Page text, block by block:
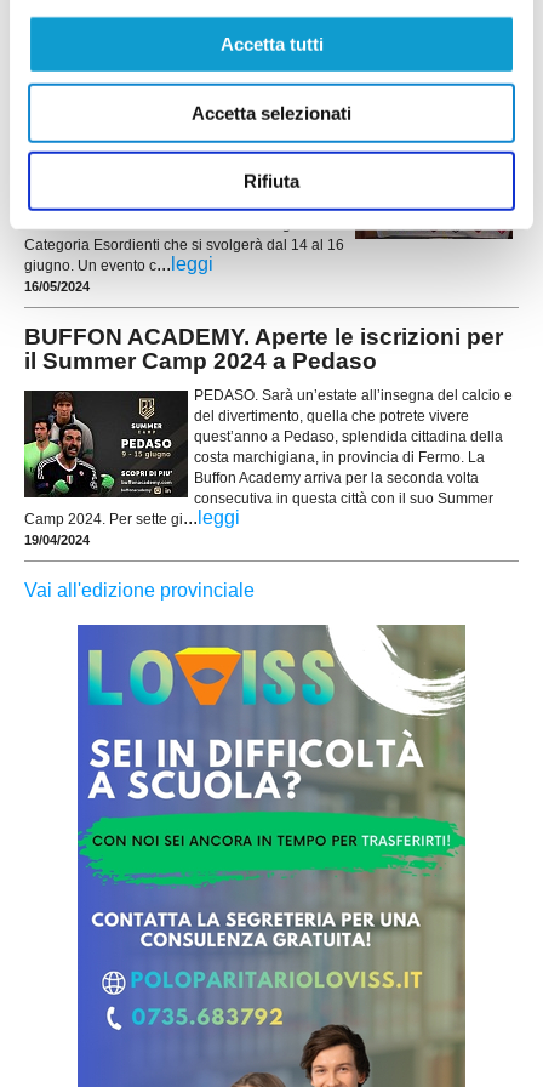
Accetta tutti
Accetta selezionati
Rifiuta
TORNEO DEL FERMANO. La 5^ Edizione dal
14 al 16 giugno con 32 squadre
FERMO. Ha preso ufficialmente il via oggi, con la
Provincia di Fermo, la 5^ Edizione del Torneo del
Fermano e 2^ Memorial Candido Pierleoni,
Categoria Esordienti che si svolgerà dal 14 al 16
giugno. Un evento c... leggi
16/05/2024
BUFFON ACADEMY. Aperte le iscrizioni per
il Summer Camp 2024 a Pedaso
PEDASO. Sarà un’estate all’insegna del calcio e
del divertimento, quella che potrete vivere
quest’anno a Pedaso, splendida cittadina della
costa marchigiana, in provincia di Fermo. La
Buffon Academy arriva per la seconda volta
consecutiva in questa città con il suo Summer
Camp 2024. Per sette gi... leggi
19/04/2024
Vai all'edizione provinciale